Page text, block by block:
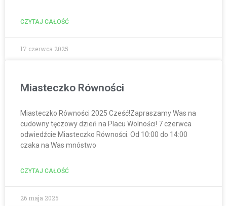
CZYTAJ CAŁOŚĆ
17 czerwca 2025
Miasteczko Równości
Miasteczko Równości 2025 Cześć!Zapraszamy Was na
cudowny tęczowy dzień na Placu Wolności! 7 czerwca
odwiedźcie Miasteczko Równości. Od 10:00 do 14:00
czaka na Was mnóstwo
CZYTAJ CAŁOŚĆ
26 maja 2025